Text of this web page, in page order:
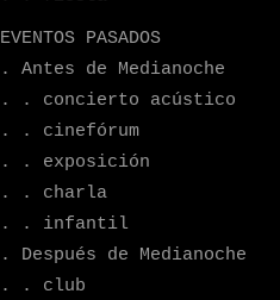
EVENTOS PASADOS
. Antes de Medianoche
. . concierto acústico
. . cinefórum
. . exposición
. . charla
. . infantil
. Después de Medianoche
. . club